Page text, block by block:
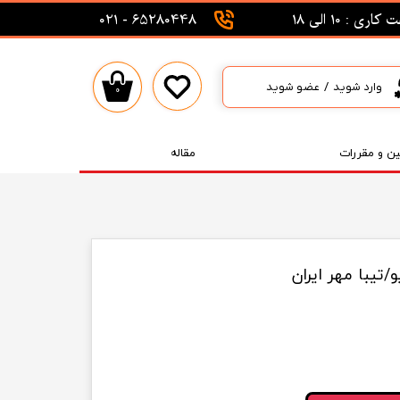
و مقررات مقاله
: 10 الی 18 65280448 - 021
۰ وارد شوید / عضو شوید
حساب کاربری من
تغییر گذر واژه